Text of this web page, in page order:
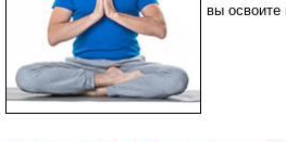
вы освоите